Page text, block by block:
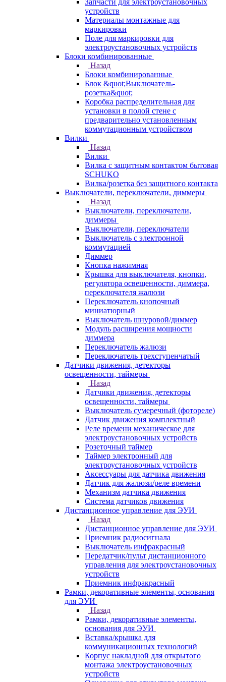
Запчасти для электроустановочных
устройств
Материалы монтажные для
маркировки
Поле для маркировки для
электроустановочных устройств
Блоки комбинированные
Назад
Блоки комбинированные
Блок &quot;Выключатель-
розетка&quot;
Коробка распределительная для
установки в полой стене с
предварительно установленным
коммутационным устройством
Вилки
Назад
Вилки
Вилка с защитным контактом бытовая
SCHUKO
Вилка/розетка без защитного контакта
Выключатели, переключатели, диммеры
Назад
Выключатели, переключатели,
диммеры
Выключатели, переключатели
Выключатель с электронной
коммутацией
Диммер
Кнопка нажимная
Крышка для выключателя, кнопки,
регулятора освещенности, диммера,
переключателя жалюзи
Переключатель кнопочный
миниатюрный
Выключатель шнуровой/диммер
Модуль расширения мощности
диммера
Переключатель жалюзи
Переключатель трехступенчатый
Датчики движения, детекторы
освещенности, таймеры
Назад
Датчики движения, детекторы
освещенности, таймеры
Выключатель сумеречный (фотореле)
Датчик движения комплектный
Реле времени механическое для
электроустановочных устройств
Розеточный таймер
Таймер электронный для
электроустановочных устройств
Аксессуары для датчика движения
Датчик для жалюзи/реле времени
Механизм датчика движения
Система датчиков движения
Дистанционное управление для ЭУИ
Назад
Дистанционное управление для ЭУИ
Приемник радиосигнала
Выключатель инфракрасный
Передатчик/пульт дистанционного
управления для электроустановочных
устройств
Приемник инфракрасный
Рамки, декоративные элементы, основания
для ЭУИ
Назад
Рамки, декоративные элементы,
основания для ЭУИ
Вставка/крышка для
коммуникационных технологий
Корпус накладной для открытого
монтажа электроустановочных
устройств